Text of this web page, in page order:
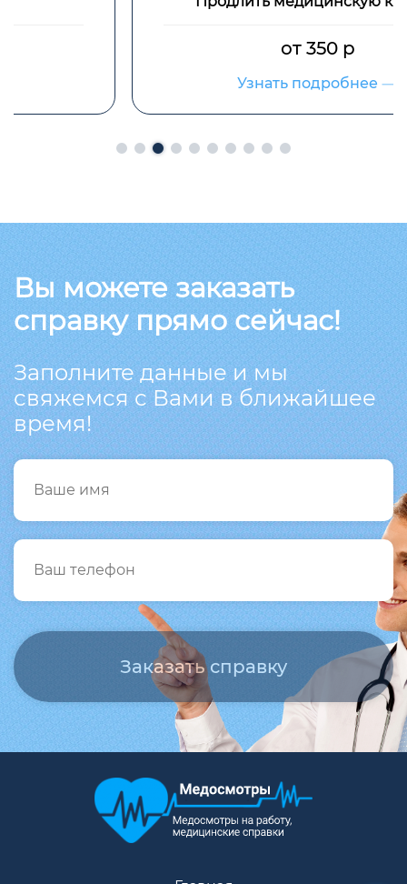
Узнать подробнее
Вы можете заказать
справку прямо сейчас!
Заполните данные и мы
свяжемся с Вами в ближайшее
время!